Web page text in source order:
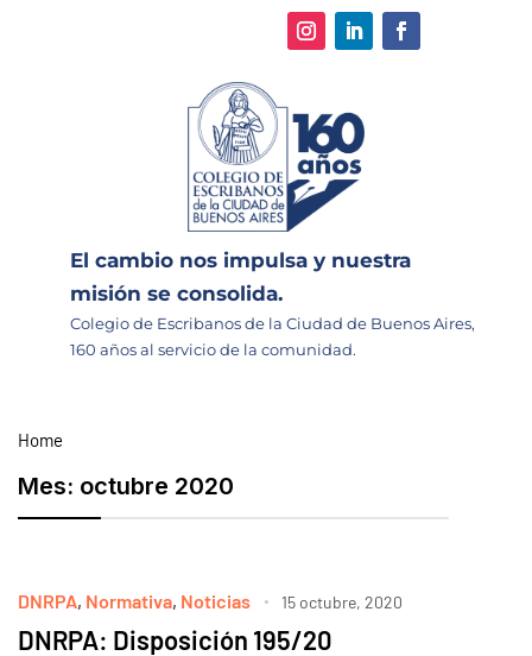
El cambio nos impulsa y nuestra
misión se consolida.
Colegio de Escribanos de la Ciudad de Buenos Aires,
160 años al servicio de la comunidad.
Home
Mes: octubre 2020
DNRPA, Normativa, Noticias 15 octubre, 2020
DNRPA: Disposición 195/20